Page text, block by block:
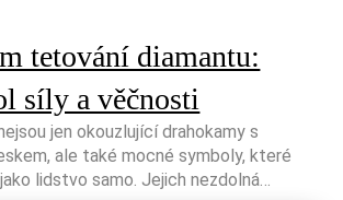
tetování diamantu:
síly a věčnosti
jen okouzlující drahokamy s
ale také mocné symboly, které
lidstvo samo. Jejich nezdolná…